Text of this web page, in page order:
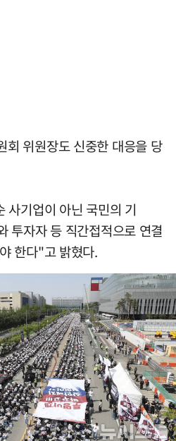
회 위원장도 신중한 대응을 당
사기업이 아닌 국민의 기
투자자 등 직간접적으로 연결
한다"고 밝혔다.